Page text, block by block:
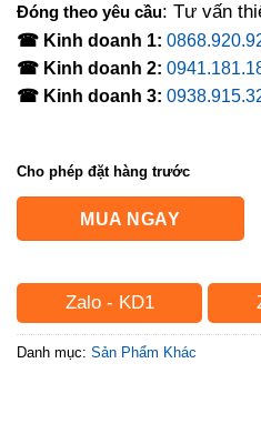
Đóng theo yêu cầu: Tư vấn
☎ Kinh doanh 1:
☎ Kinh doanh 2:
☎ Kinh doanh 3:
Cho phép đặt hàng trước
MUA NGAY
Zalo - KD1
Danh mục: Sản Phẩm Khác